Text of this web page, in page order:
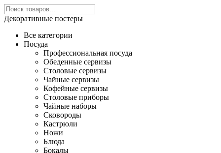
Декоративные постеры
Все категории
Посуда
Профессиональная посуда
Обеденные сервизы
Столовые сервизы
Чайные сервизы
Кофейные сервизы
Столовые приборы
Чайные наборы
Сковороды
Кастрюли
Ножи
Блюда
Бокалы